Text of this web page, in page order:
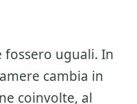
uguali. In
cambia in
coinvolte, al